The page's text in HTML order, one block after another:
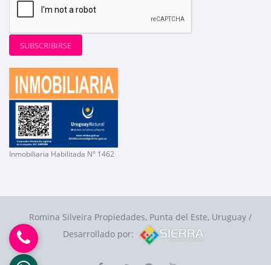
SUBSCRIBIRSE
Inmobiliaria Habilitada N° 1462
Romina Silveira Propiedades, Punta del Este, Uruguay /
Desarrollado por: